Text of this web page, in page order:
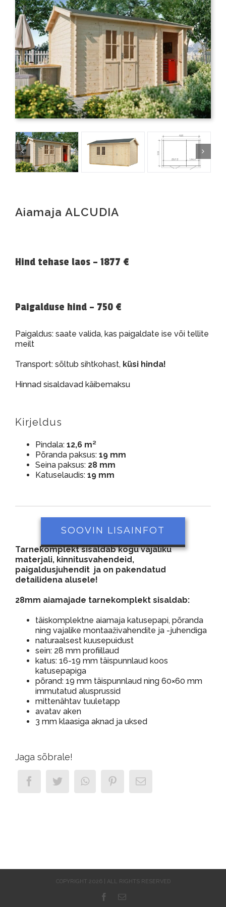
Aiamaja ALCUDIA
Hind tehase laos – 1877 €
Paigalduse hind – 750 €
Paigaldus: saate valida, kas paigaldate ise või tellite
meilt
Transport: sõltub sihtkohast, küsi hinda!
Hinnad sisaldavad käibemaksu
Kirjeldus
Pindala: 12,6 m²
Põranda paksus: 19 mm
Seina paksus: 28 mm
Katuselaudis: 19 mm
SOOVIN LISAINFOT
Tarnekomplekt sisaldab kogu vajaliku
materjali, kinnitusvahendeid,
paigaldusjuhendit ja on pakendatud
detailidena alusele!
28mm aiamajade tarnekomplekt sisaldab:
täiskomplektne aiamaja katusepapi, põranda
ning vajalike montaaživahendite ja -juhendiga
naturaalsest kuusepuidust
sein: 28 mm profiillaud
katus: 16-19 mm täispunnlaud koos
katusepapiga
põrand: 19 mm täispunnlaud ning 60×60 mm
immutatud alusprussid
mittenähtav tuuletapp
avatav aken
3 mm klaasiga aknad ja uksed
Jaga sõbrale!
COPYRIGHT 2026 | ALL RIGHTS RESERVED
Facebook
Email